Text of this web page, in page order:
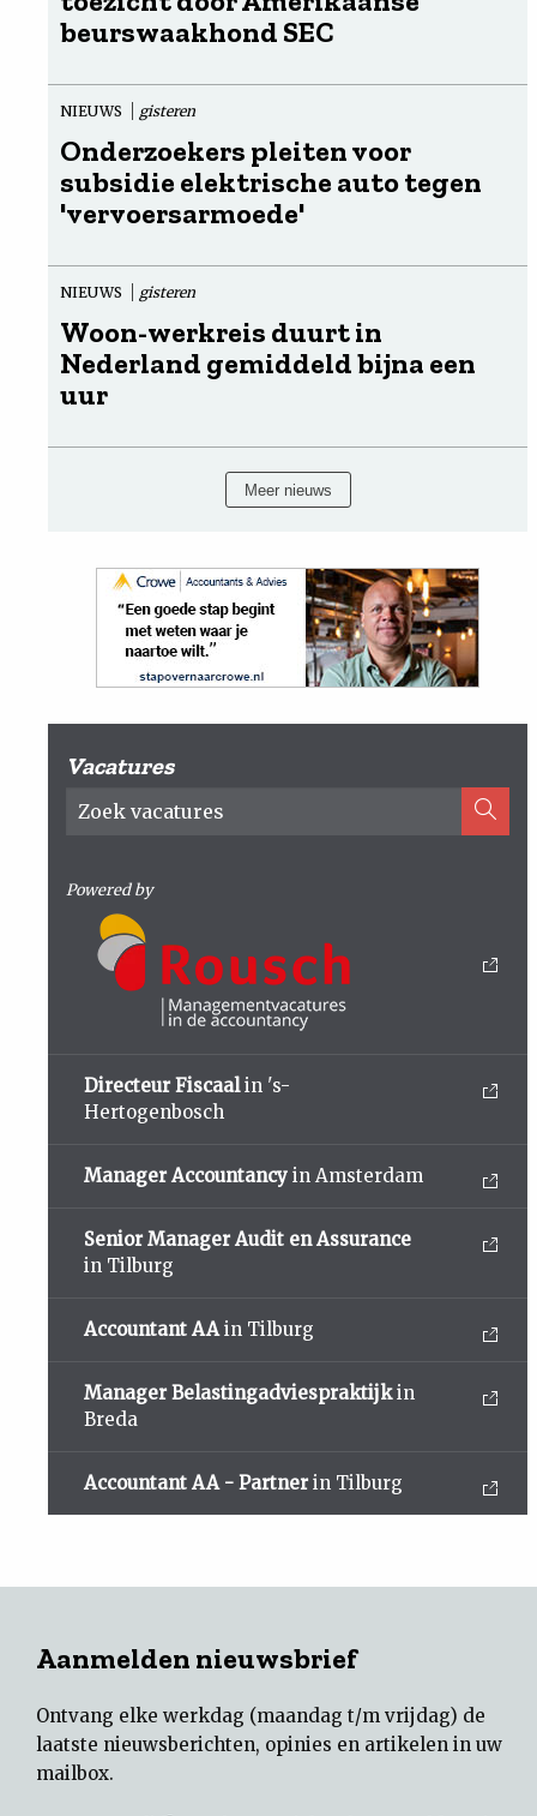
beurswaakhond SEC
NIEUWS gisteren
Onderzoekers pleiten voor
subsidie elektrische auto tegen
'vervoersarmoede'
NIEUWS gisteren
Woon-werkreis duurt in
Nederland gemiddeld bijna een
uur
Meer nieuws
Vacatures
Powered by
Directeur Fiscaalin 's-
Hertogenbosch
Manager Accountancy in Amsterdam
Senior Manager Audit en Assurance
in Tilburg
Accountant AAin Tilburg
Manager Belastingadviespraktijkin
Breda
Accountant AA - Partner in Tilburg
Aanmelden nieuwsbrief
Ontvang elke werkdag (maandag t/m vrijdag) de
laatste nieuwsberichten, opinies en artikelen in uw
mailbox.